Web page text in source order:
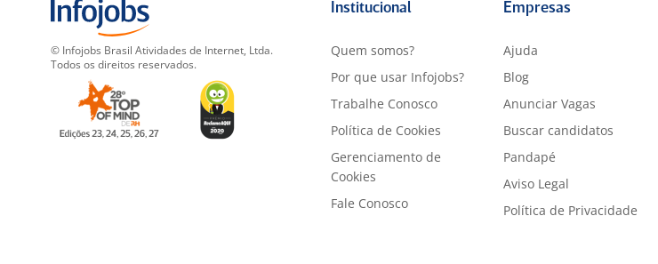
© Infojobs Brasil Atividades de Internet, Ltda.
Todos os direitos reservados.
Institucional
Quem somos?
Por que usar Infojobs?
Trabalhe Conosco
Política de Cookies
Gerenciamento de
Cookies
Fale Conosco
Empresas
Ajuda
Blog
Anunciar Vagas
Buscar candidatos
Pandapé
Aviso Legal
Política de Privacidade